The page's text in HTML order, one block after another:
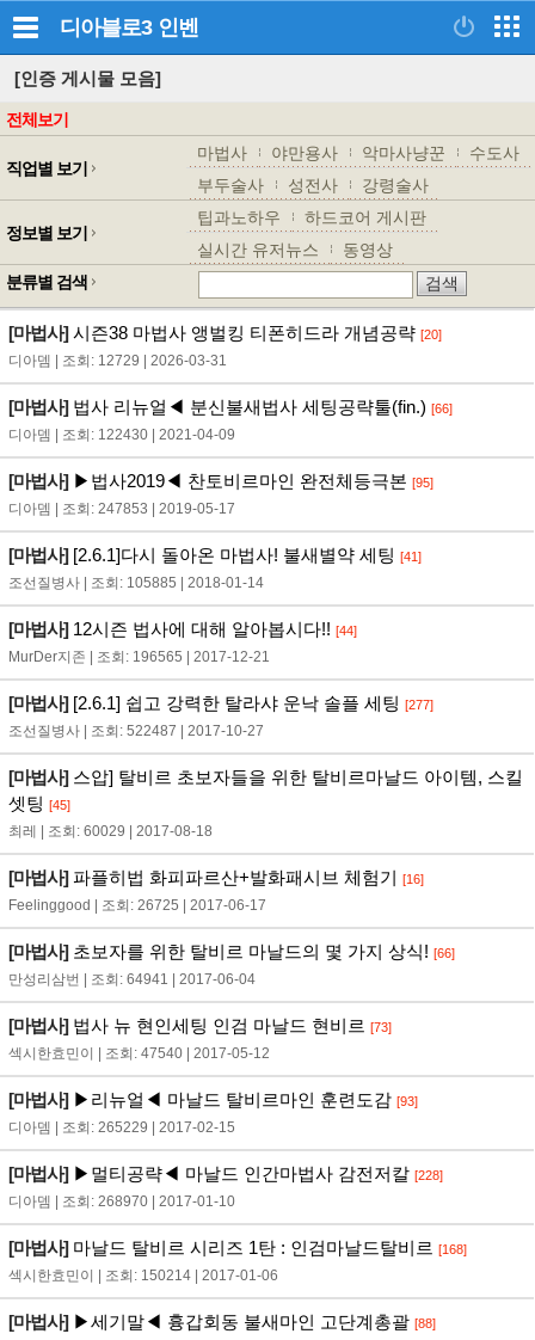
디아블로3 인벤
[인증 게시물 모음]
전체보기
직업별 보기
마법사 야만용사 악마사냥꾼
수도사
부두술사
성전사 강령술사
정보별 보기
팁과노하우
하드코어 게시판
실시간 유저뉴스
동영상
분류별 검색
[마법사]시즌38 마법사 앵벌킹 티폰히드라 개념공략 [20]
디아뎀 | 조회: 12729 | 2026-03-31
[마법사]법사 리뉴얼◀ 분신불새법사 세팅공략툴(fin.) [66]
디아뎀 | 조회: 122430 | 2021-04-09
[마법사]▶법사2019◀ 찬토비르마인 완전체등극본 [95]
디아뎀 | 조회: 247853 | 2019-05-17
[마법사][2.6.1]다시 돌아온 마법사! 불새별약 세팅 [41]
조선질병사 | 조회: 105885 | 2018-01-14
[마법사]12시즌 법사에 대해 알아봅시다!! [44]
MurDer지존 | 조회: 196565 | 2017-12-21
[마법사][2.6.1] 쉽고 강력한 탈라샤 운낙 솔플 세팅 [277]
조선질병사 | 조회: 522487 | 2017-10-27
[마법사]스압] 탈비르 초보자들을 위한 탈비르마날드 아이템, 스킬
셋팅 [45]
최레 | 조회: 60029 | 2017-08-18
[마법사]파플히법 화피파르산+발화패시브 체험기 [16]
Feelinggood | 조회: 26725 | 2017-06-17
[마법사]초보자를 위한 탈비르 마날드의 몇 가지 상식! [66]
만성리삼번 | 조회: 64941 | 2017-06-04
[마법사]법사 뉴 현인세팅 인검 마날드 현비르 [73]
섹시한효민이 | 조회: 47540 | 2017-05-12
[마법사]▶리뉴얼◀ 마날드 탈비르마인 훈련도감 [93]
디아뎀 | 조회: 265229 | 2017-02-15
[마법사]▶멀티공략◀ 마날드 인간마법사 감전저칼 [228]
디아뎀 | 조회: 268970 | 2017-01-10
[마법사]마날드 탈비르 시리즈 1탄 : 인검마날드탈비르 [168]
섹시한효민이 | 조회: 150214 | 2017-01-06
[마법사]▶세기말◀ 흉갑회동 불새마인 고단계총괄 [88]